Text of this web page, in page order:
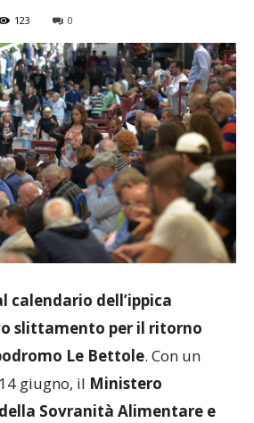
123 0
calendario dell’ippica
slittamento per il ritorno
Le Bettole. Con un
giugno, il Ministero
Sovranità Alimentare e